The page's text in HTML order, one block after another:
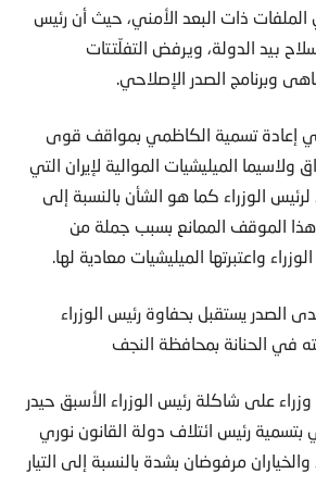
ذات البعد الأمني، حيث أن رئيس
بيد الدولة، ويرفض التفلّتتات
وبرنامج الصدر الإصلاحي.
إعادة تسمية الكاظمي بمواقف قوى
ولاسيما الميليشيات الموالية لإيران التي
الوزراء كما هو الشأن بالنسبة إلى
هذا الموقف الممانع بسبب جملة من
واعتبرتها الميليشيات معادية لها.
الصدر يستقبل بحفاوة رئيس الوزراء
في الحنانة بمحافظة النجف
وزراء على شاكلة رئيس الوزراء الأسبق حيدر
بتسمية رئيس ائتلاف دولة القانون نوري
مرفوضان بشدة بالنسبة إلى التيار